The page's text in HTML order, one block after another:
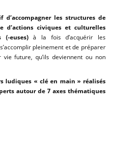
d’accompagner les structures de
d’actions civiques et culturelles
euses)à la fois d’acquérir les
pleinement et de préparer
future, qu’ils deviennent ou non
ludiques « clé en main » réalisés
autour de 7 axes thématiques